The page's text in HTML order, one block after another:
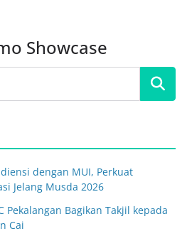
Showcase
dengan MUI, Perkuat
Jelang Musda 2026
Pekalangan Bagikan Takjil kepada
Cai